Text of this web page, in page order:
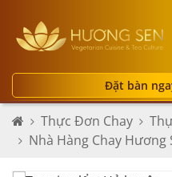
Đặt bàn
Thực Đơn Chay
Nhà Hàng Chay Hương